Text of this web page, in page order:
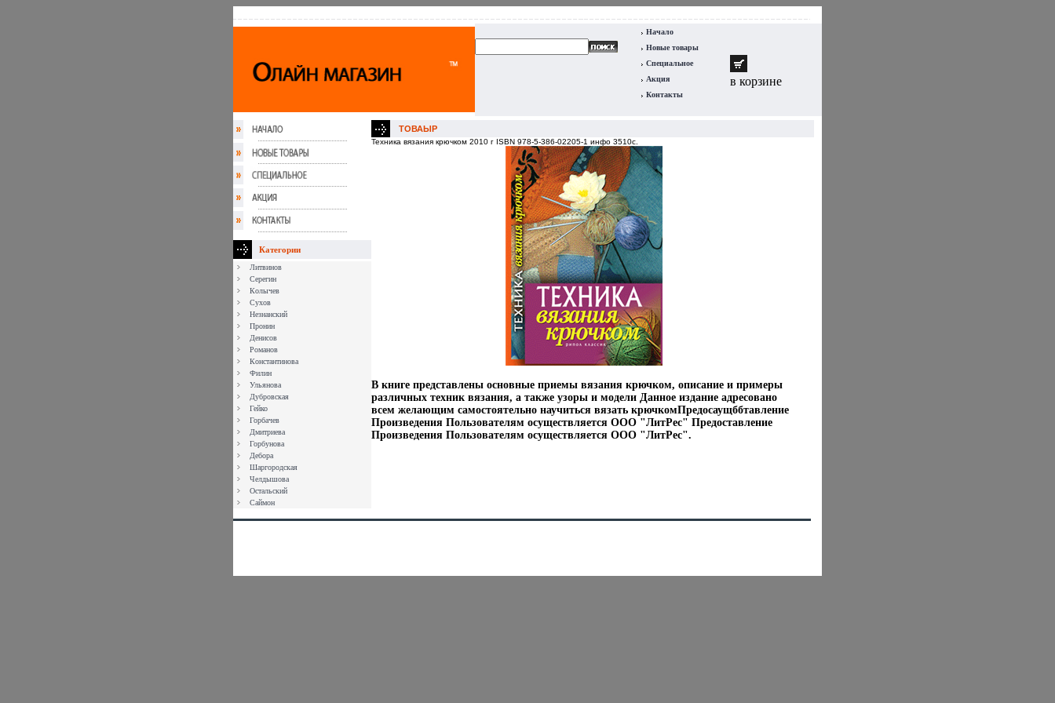
Начало
Новые товары
Специальное
Акция
Контакты
в корзине
Категории
Литвинов
Серегин
Колычев
Сухов
Незнанский
Пронин
Денисов
Романов
Константинова
Филин
Ульянова
Дубровская
Гейко
Горбачев
Дмитриева
Горбунова
Дебора
Шаргородская
Челдышова
Остальский
Саймон
ТОВАЫР
Техника вязания крючком 2010 г ISBN 978-5-386-02205-1 инфо 3510c.
В книге представлены основные приемы вязания крючком, описание и примеры
различных техник вязания, а также узоры и модели Данное издание адресовано
всем желающим самостоятельно научиться вязать крючкомПредосаущббтавление
Произведения Пользователям осуществляется ООО "ЛитРес" Предоставление
Произведения Пользователям осуществляется ООО "ЛитРес".